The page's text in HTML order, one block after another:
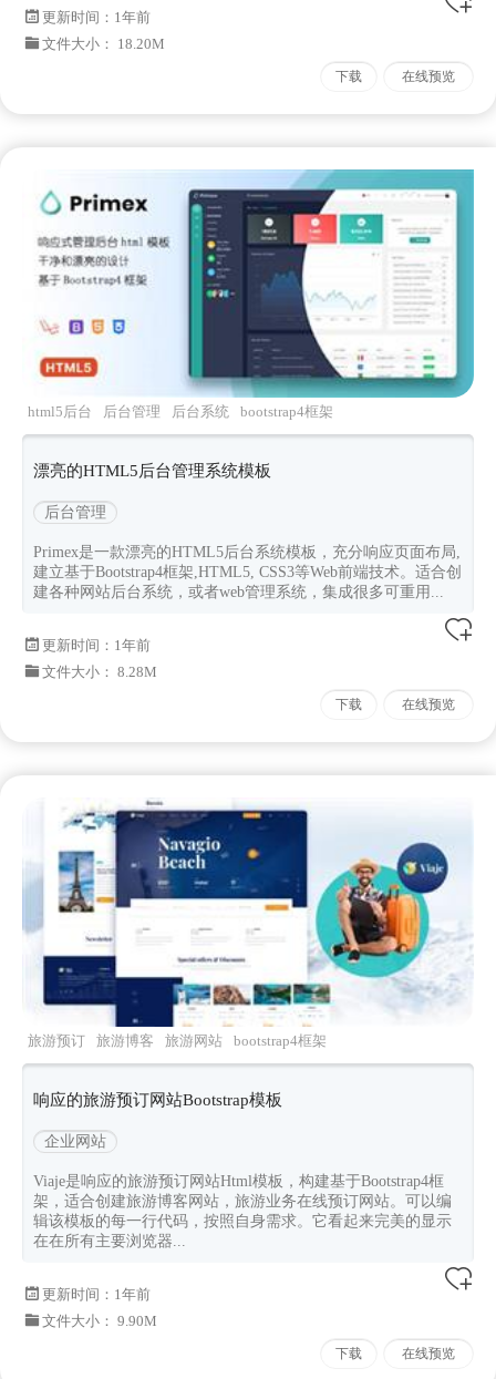
更新时间： 1年前
文件大小： 18.20M
下载 在线预览
html5后台 后台管理 后台系统
bootstrap4框架
管理可视化
漂亮的HTML5后台管理系统模板
后台管理
Primex是一款漂亮的HTML5后台系统模板，充分响应页面布局,
建立基于Bootstrap4框架,HTML5, CSS3等Web前端技术。适合创
建各种网站后台系统，或者web管理系统，集成很多可重用...
更新时间： 1年前
文件大小： 8.28M
下载 在线预览
旅游预订 旅游博客 旅游网站
bootstrap4框架
html旅游网页
响应的旅游预订网站Bootstrap模板
企业网站
Viaje是响应的旅游预订网站Html模板，构建基于Bootstrap4框
架，适合创建旅游博客网站，旅游业务在线预订网站。可以编
辑该模板的每一行代码，按照自身需求。它看起来完美的显示
在在所有主要浏览器...
更新时间： 1年前
文件大小： 9.90M
下载 在线预览